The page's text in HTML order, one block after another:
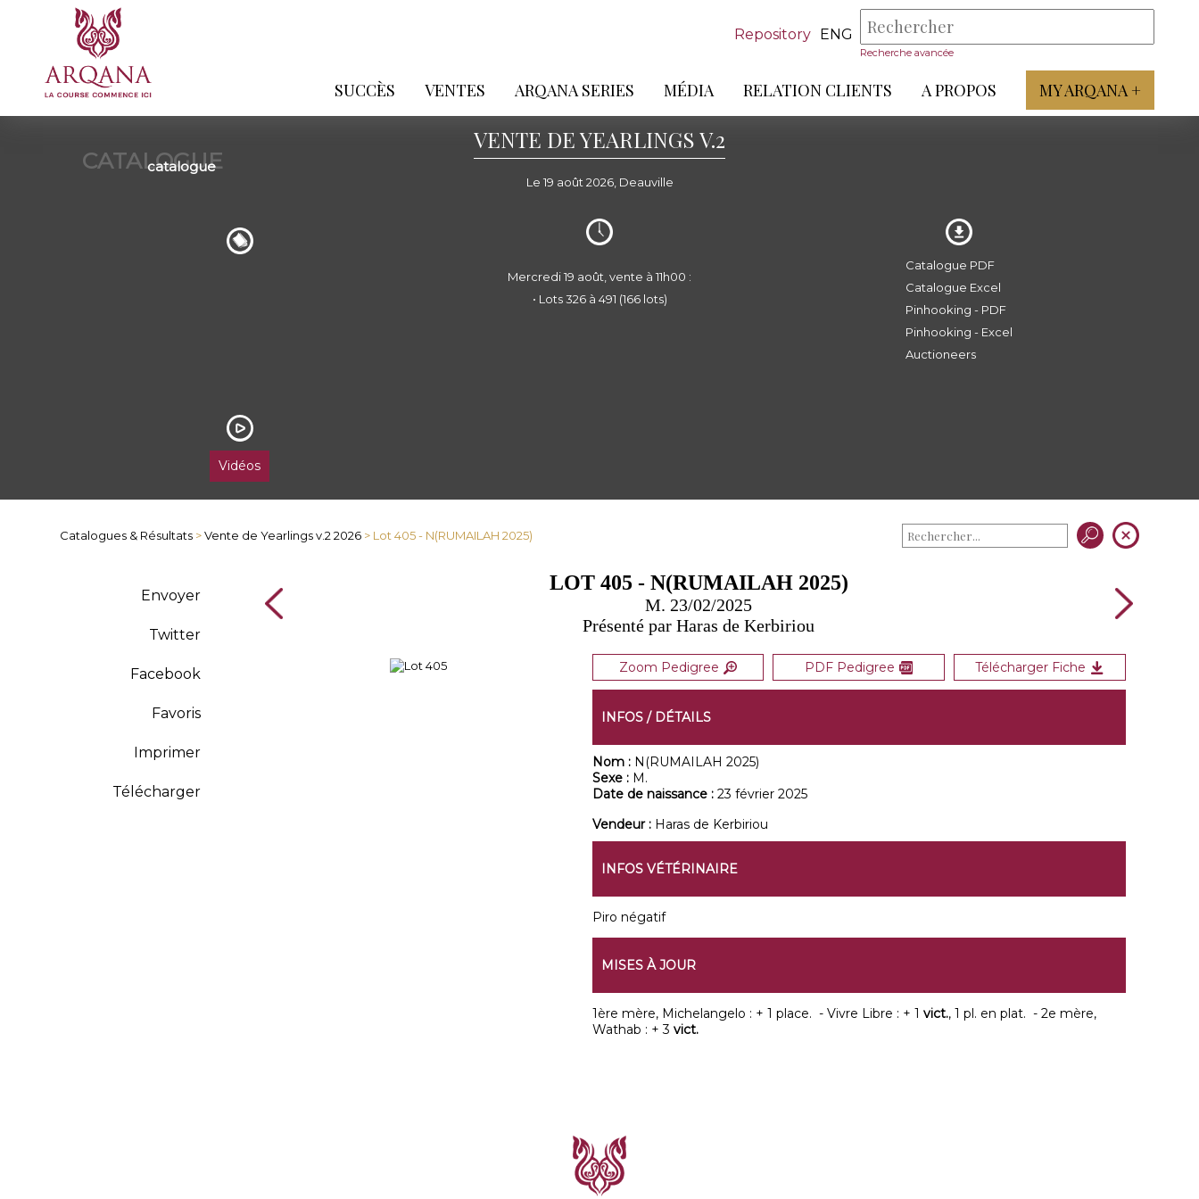
Repository ENG
Recherche avancée
SUCCÈS VENTES ARQANA SERIES MÉDIA RELATION CLIENTS A PROPOS MY ARQANA +
CATALOGUE
catalogue
VENTE DE YEARLINGS V.2
Le 19 août 2026, Deauville
Vidéos
Mercredi 19 août, vente à 11h00 :
• Lots 326 à 491 (166 lots)
Catalogue PDF
Catalogue Excel
Pinhooking - PDF
Pinhooking - Excel
Auctioneers
Catalogues & Résultats >Vente de Yearlings v.2 2026 > Lot 405 - N(RUMAILAH 2025)
Envoyer
Twitter
Facebook
Favoris
Imprimer
Télécharger
LOT 405 - N(RUMAILAH 2025)
M. 23/02/2025
Présenté par Haras de Kerbiriou
Zoom Pedigree PDF Pedigree Télécharger Fiche
INFOS / DÉTAILS
Nom : N(RUMAILAH 2025)
Sexe : M.
Date de naissance : 23 février 2025
Vendeur : Haras de Kerbiriou
INFOS VÉTÉRINAIRE
Piro négatif
MISES À JOUR
1ère mère, Michelangelo : + 1 place. - Vivre Libre : + 1 vict., 1 pl. en plat. - 2e mère,
Wathab : + 3 vict.